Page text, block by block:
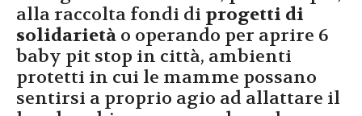
alla raccolta fondi di progetti di
solidarietà o operando per aprire 6
baby pit stop in città, ambienti
protetti in cui le mamme possano
sentirsi a proprio agio ad allattare il